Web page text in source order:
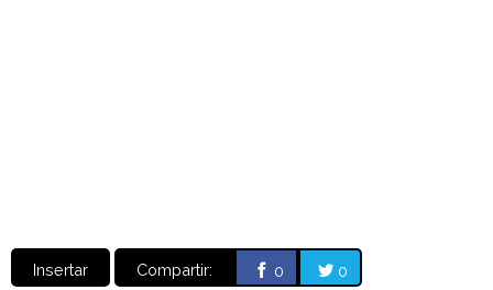
Insertar Compartir: 0 0